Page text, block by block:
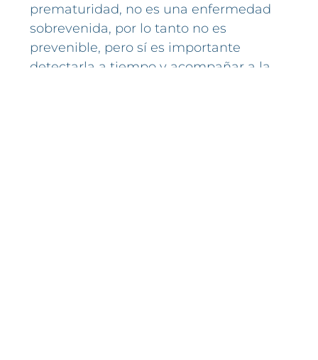
prematuridad, no es una enfermedad
sobrevenida, por lo tanto no es
prevenible, pero sí es importante
detectarla a tiempo y acompañar a la